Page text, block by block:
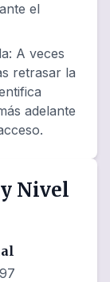
el
: A veces
retrasar la
adelante
Nivel